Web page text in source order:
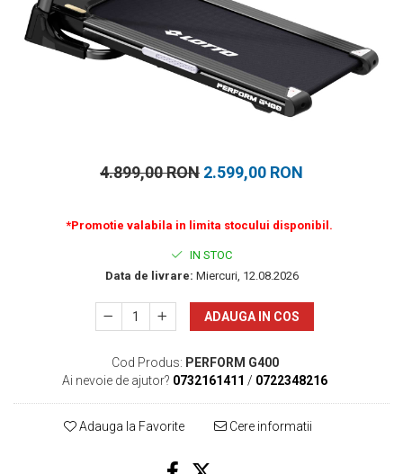
4.899,00 RON 2.599,00 RON
*Promotie valabila in limita stocului disponibil.
IN STOC
Data de livrare: Miercuri, 12.08.2026
ADAUGA IN COS
Cod Produs: PERFORM G400
Ai nevoie de ajutor? 0732161411 / 0722348216
Adauga la Favorite Cere informatii